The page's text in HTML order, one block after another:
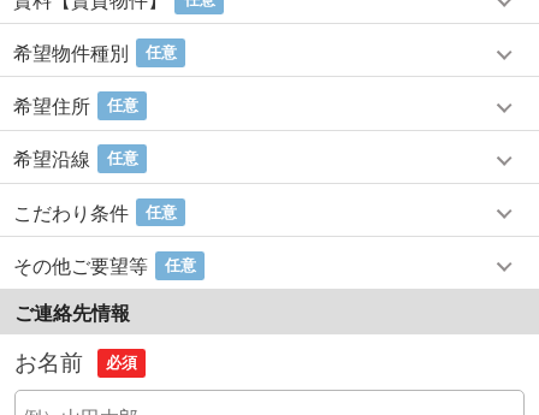
希望物件種別 任意
希望住所 任意
希望沿線 任意
こだわり条件 任意
その他ご要望等 任意
ご連絡先情報
お名前 必須